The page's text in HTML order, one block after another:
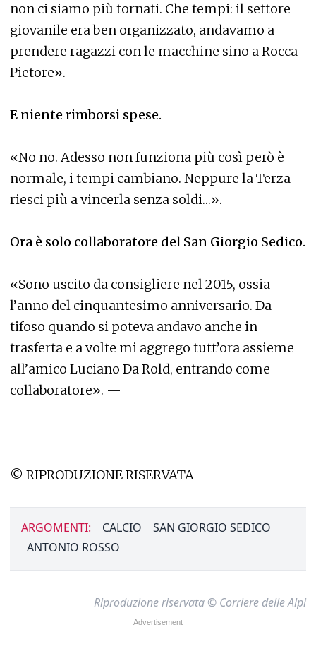
non ci siamo più tornati. Che tempi: il settore
giovanile era ben organizzato, andavamo a
prendere ragazzi con le macchine sino a Rocca
Pietore».
E niente rimborsi spese.
«No no. Adesso non funziona più così però è
normale, i tempi cambiano. Neppure la Terza
riesci più a vincerla senza soldi…».
Ora è solo collaboratore del San Giorgio Sedico.
«Sono uscito da consigliere nel 2015, ossia
l’anno del cinquantesimo anniversario. Da
tifoso quando si poteva andavo anche in
trasferta e a volte mi aggrego tutt’ora assieme
all’amico Luciano Da Rold, entrando come
collaboratore». —
© RIPRODUZIONE RISERVATA
ARGOMENTI: CALCIO
SAN GIORGIO SEDICO
ANTONIO ROSSO
Riproduzione riservata © Corriere delle Alpi